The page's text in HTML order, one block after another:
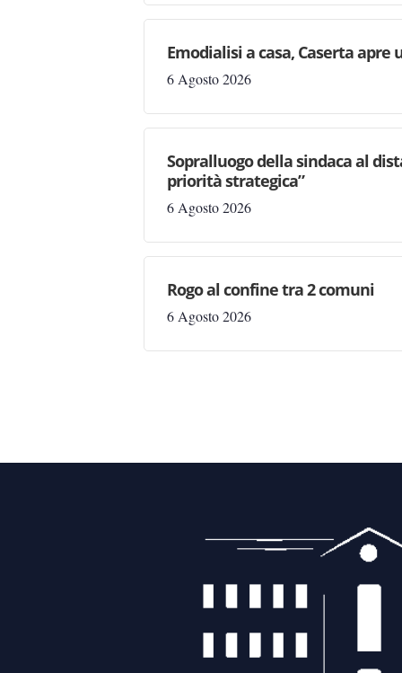
Emodialisi a casa, Caserta apre
6 Agosto 2026
Sopralluogo della sindaca al
priorità strategica”
6 Agosto 2026
Rogo al confine tra 2 comuni
6 Agosto 2026